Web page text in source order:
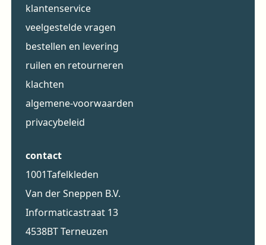
klantenservice
veelgestelde vragen
bestellen en levering
ruilen en retourneren
klachten
algemene-voorwaarden
privacybeleid
contact
1001Tafelkleden
Van der Sneppen B.V.
Informaticastraat 13
4538BT Terneuzen